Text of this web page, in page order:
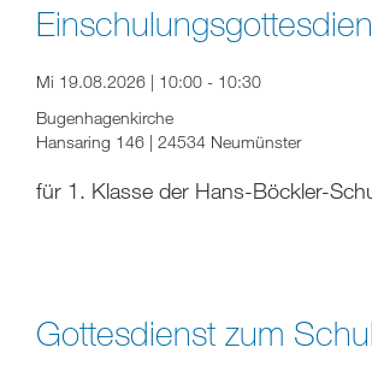
Mi 19.08.2026 | 10:00 - 10:30
Bugenhagenkirche
Hansaring 146 | 24534 Neumünster
für 1. Klasse der Hans-Böckler-
Gottesdienst zum